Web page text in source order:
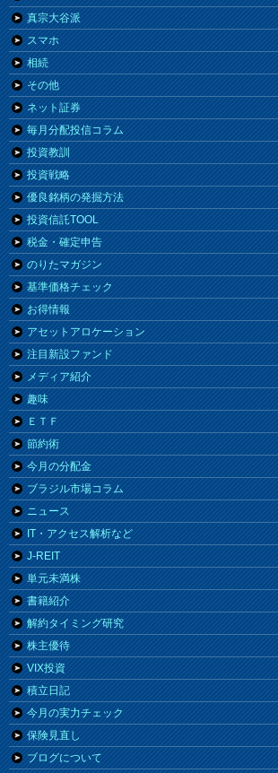
真宗大谷派
スマホ
相続
その他
ネット証券
毎月分配投信コラム
投資教訓
投資戦略
優良銘柄の発掘方法
投資信託TOOL
税金・確定申告
のりたマガジン
基準価格チェック
お得情報
アセットアロケーション
注目新設ファンド
メディア紹介
趣味
ＥＴＦ
節約術
今月の分配金
ブラジル市場コラム
ニュース
IT・アクセス解析など
J-REIT
単元未満株
書籍紹介
解約タイミング研究
株主優待
VIX投資
積立日記
今月の実力チェック
保険見直し
ブログについて